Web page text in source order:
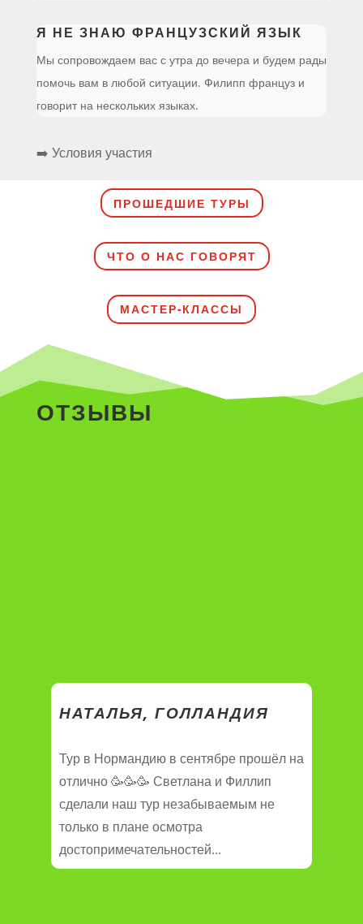
Я НЕ ЗНАЮ ФРАНЦУЗСКИЙ ЯЗЫК
Мы сопровождаем вас с утра до вечера и будем рады
помочь вам в любой ситуации. Филипп француз и
говорит на нескольких языках.
➡️ Условия участия
ПРОШЕДШИЕ ТУРЫ
ЧТО О НАС ГОВОРЯТ
МАСТЕР-КЛАССЫ
ОТЗЫВЫ
НАТАЛЬЯ, ГОЛЛАНДИЯ
Тур в Нормандию в сентябре прошёл на
отлично 🥳🥳🥳 Светлана и Филлип
сделали наш тур незабываемым не
только в плане осмотра
достопримечательностей...